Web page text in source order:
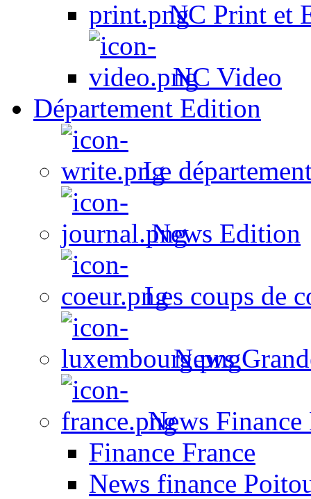
NC Print et
NC Video
Département Edition
Le
News Edition
Les coups de
News
News Finance
Finance France
News finance